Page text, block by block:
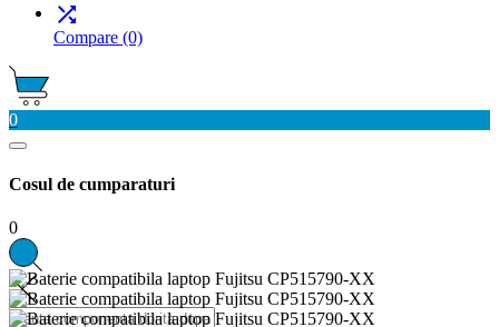

Compare (0)
0
Cosul de cumparaturi
0